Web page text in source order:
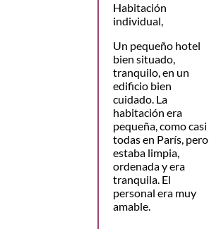
Habitación
individual,
Un pequeño hotel
bien situado,
tranquilo, en un
edificio bien
cuidado. La
habitación era
pequeña, como casi
todas en París, pero
estaba limpia,
ordenada y era
tranquila. El
personal era muy
amable.